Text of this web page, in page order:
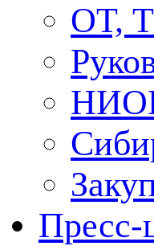
ОТ,
Пресс-